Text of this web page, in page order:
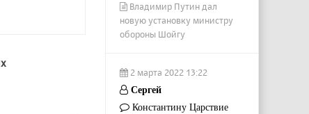
Владимир Путин дал
новую установку министру
обороны Шойгу
2 марта 2022 13:22
Сергей
Константину Царствие